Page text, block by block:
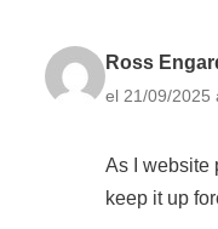
Ross
el 21/09/2025
As I website
keep it up